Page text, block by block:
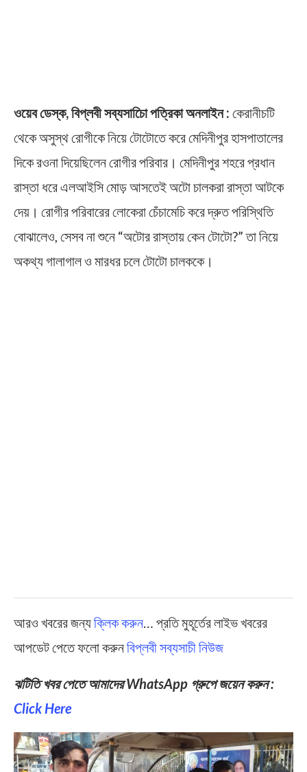
ওয়েব ডেস্ক, বিপ্লবী সব্যসাচিো পত্রিকা অনলাইন : কেরানীচটি
থেকে অসুস্থ রোগীকে নিয়ে টোটোতে করে মেদিনীপুর হাসপাতালের
দিকে রওনা দিয়েছিলেন রোগীর পরিবার। মেদিনীপুর শহরে প্রধান
রাস্তা ধরে এলআইসি মোড় আসতেই অটো চালকরা রাস্তা আটকে
দেয়। রোগীর পরিবারের লোকেরা চেঁচামেচি করে দ্রুত পরিস্থিতি
বোঝালেও, সেসব না শুনে “অটোর রাস্তায় কেন টোটো?” তা নিয়ে
অকথ্য গালাগাল ও মারধর চলে টোটো চালককে।
আরও খবরের জন্যক্লিক করুন… প্রতি মুহূর্তের লাইভ খবরের
আপডেট পেতে ফলো করুনবিপ্লবী সব্যসাচী নিউজ
ঝটিতি খবর পেতে আমাদের WhatsApp গ্রুপে জয়েন করুন :
Click Here